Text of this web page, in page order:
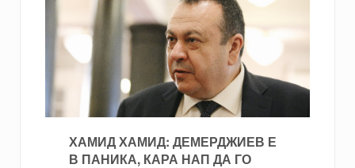
ХАМИД ХАМИД: ДЕМЕРДЖИЕВ Е
В ПАНИКА, КАРА НАП ДА ГО